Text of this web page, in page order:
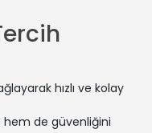
| 1.2 THP 130
(Benzin) - 96 Kw
/ 2017-12-01
I MPV (0U_) | 1.6 THP
150 Ps | 2009-06-01
hızlı ve kolay
de güvenliğini